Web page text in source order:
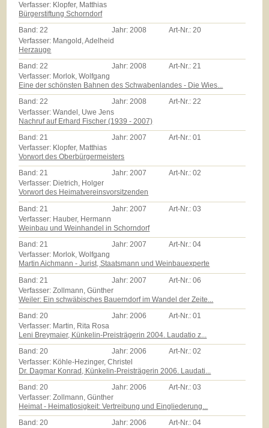
Verfasser: Klopfer, Matthias
Bürgerstiftung Schorndorf
Band:22 Jahr:2008 Art-Nr.:20
Verfasser: Mangold, Adelheid
Herzauge
Band:22 Jahr:2008 Art-Nr.:21
Verfasser: Morlok, Wolfgang
Eine der schönsten Bahnen des Schwabenlandes - Die Wies...
Band:22 Jahr:2008 Art-Nr.:22
Verfasser: Wandel, Uwe Jens
Nachruf auf Erhard Fischer (1939 - 2007)
Band: 21 Jahr: 2007 Art-Nr.:01
Verfasser: Klopfer, Matthias
Vorwort des Oberbürgermeisters
Band:21 Jahr:2007 Art-Nr.:02
Verfasser: Dietrich, Holger
Vorwort des Heimatvereinsvorsitzenden
Band: 21 Jahr: 2007 Art-Nr.:03
Verfasser: Hauber, Hermann
Weinbau und Weinhandel in Schorndorf
Band:21 Jahr:2007 Art-Nr.:04
Verfasser: Morlok, Wolfgang
Martin Aichmann - Jurist, Staatsmann und Weinbauexperte
Band: 21 Jahr: 2007 Art-Nr.:06
Verfasser: Zollmann, Günther
Weiler: Ein schwäbisches Bauerndorf im Wandel der Zeite...
Band:20 Jahr:2006 Art-Nr.:01
Verfasser: Martin, Rita Rosa
Leni Breymaier, Künkelin-Preisträgerin 2004. Laudatio z...
Band:20 Jahr:2006 Art-Nr.:02
Verfasser: Köhle-Hezinger, Christel
Dr. Dagmar Konrad, Künkelin-Preisträgerin 2006. Laudati...
Band:20 Jahr:2006 Art-Nr.:03
Verfasser: Zollmann, Günther
Heimat - Heimatlosigkeit: Vertreibung und Eingliederung...
Band:20 Jahr:2006 Art-Nr.:04